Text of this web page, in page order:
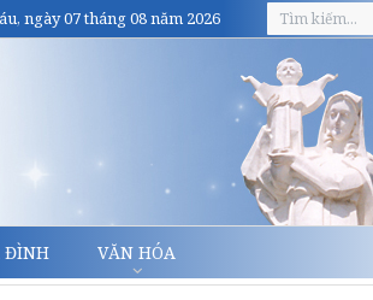
ngày 07 tháng 08 năm 2026
ĐÌNH VĂN HÓA